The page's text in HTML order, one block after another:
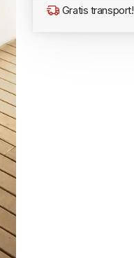
Gratis transport!